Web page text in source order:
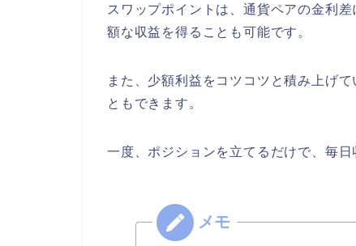
スワップポイントは、通貨ペアの金利
額な収益を得ることも可能です。
また、少額利益をコツコツと積み上げ
ともできます。
一度、ポジションを立てるだけで、毎